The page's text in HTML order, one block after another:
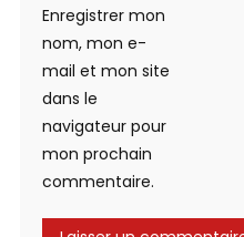
Enregistrer mon
nom, mon e-
mail et mon site
dans le
navigateur pour
mon prochain
commentaire.